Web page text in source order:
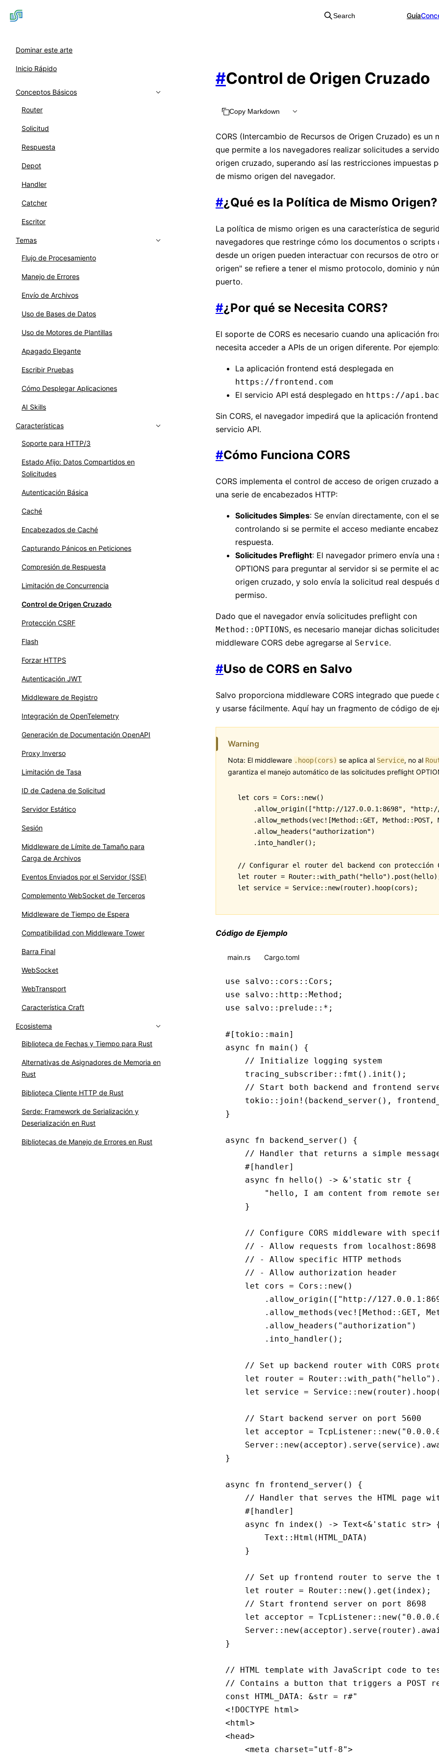
Search Guía
Dominar este arte
Inicio Rápido
Conceptos Básicos
Router
Solicitud
Respuesta
Depot
Handler
Catcher
Escritor
Temas
Flujo de Procesamiento
Manejo de Errores
Envío de Archivos
Uso de Bases de Datos
Uso de Motores de Plantillas
Apagado Elegante
Escribir Pruebas
Cómo Desplegar Aplicaciones
AI Skills
Características
Soporte para HTTP/3
Estado Afijo: Datos Compartidos en
Solicitudes
Autenticación Básica
Caché
Encabezados de Caché
Capturando Pánicos en Peticiones
Compresión de Respuesta
Limitación de Concurrencia
Control de Origen Cruzado
Protección CSRF
Flash
Forzar HTTPS
Autenticación JWT
Middleware de Registro
Integración de OpenTelemetry
Generación de Documentación OpenAPI
Proxy Inverso
Limitación de Tasa
ID de Cadena de Solicitud
Servidor Estático
Sesión
Middleware de Límite de Tamaño para
Carga de Archivos
Eventos Enviados por el Servidor (SSE)
Complemento WebSocket de Terceros
Middleware de Tiempo de Espera
Compatibilidad con Middleware Tower
Barra Final
WebSocket
WebTransport
Característica Craft
Ecosistema
Biblioteca de Fechas y Tiempo para Rust
Alternativas de Asignadores de Memoria en
Rust
Biblioteca Cliente HTTP de Rust
Serde: Framework de Serialización y
Deserialización en Rust
Bibliotecas de Manejo de Errores en Rust
#Control de Origen Cruzado
Copy Markdown
CORS (Intercambio de Recursos de Origen Cruzado) es un
que permite a los navegadores realizar solicitudes a
origen cruzado, superando así las restricciones impuestas
de mismo origen del navegador.
#¿Qué es la Política de Mismo Origen?
La política de mismo origen es una característica de
navegadores que restringe cómo los documentos o scripts
desde un origen pueden interactuar con recursos de otro
origen" se refiere a tener el mismo protocolo, dominio y
puerto.
#¿Por qué se Necesita CORS?
El soporte de CORS es necesario cuando una aplicación
necesita acceder a APIs de un origen diferente. Por
La aplicación frontend está desplegada en
https://frontend.com
El servicio API está desplegado en https://
Sin CORS, el navegador impedirá que la aplicación
servicio API.
#Cómo Funciona CORS
CORS implementa el control de acceso de origen cruzado
una serie de encabezados HTTP:
Solicitudes Simples: Se envían directamente, con el
controlando si se permite el acceso mediante
respuesta.
Solicitudes Preflight: El navegador primero envía una
OPTIONS para preguntar al servidor si se permite el
origen cruzado, y solo envía la solicitud real después
permiso.
Dado que el navegador envía solicitudes preflight con
Method::OPTIONS, es necesario manejar dichas
middleware CORS debe agregarse al Service.
#Uso de CORS en Salvo
Salvo proporciona middleware CORS integrado que puede
y usarse fácilmente. Aquí hay un fragmento de código de
Warning
Nota: El middleware .hoop(cors) se aplica al Service, no al
garantiza el manejo automático de las solicitudes preflight
let cors = Cors :: new()
    .
allow_origin([ "http://127.0.0.1:8698" , "http://
    .
allow_methods (vec! [Method ::GET, Method :: POST,
    .
allow_headers ( "authorization")
    .
into_handler();
// Configurar el router del backend con protección
let router = Router::with_path( "hello") . post
let service = Service:: new(router) . hoop(cors);
Código de Ejemplo
main.rs Cargo.toml
use salvo :: cors :: Cors ;
use salvo :: http :: Method ;
use salvo :: prelude ::* ;
#[tokio :: main]
async fn main () {
    // Initialize logging system
    tracing_subscriber
:: fmt () . init ();
// Start both backend and frontend
    tokio
:: join! ( backend_server (),
}
async fn backend_server () {
// Handler that returns a simple
    #[handler]
    async
fn hello () -> & ' static str {
"hello, I am content from remote
    }
// Configure CORS middleware with
    // - Allow requests from localhost:8698
    // - Allow specific HTTP methods
    // - Allow authorization header
    let
cors = Cors :: new()
        .
allow_origin ([ "http://
        .
allow_methods ( vec! [Method :: GET,
        .
allow_headers ( "authorization" )
        .
into_handler ();
// Set up backend router with CORS
    let
router = Router :: with_path ( "hello" ) .
    let
service = Service :: new(router) . hoop
    // Start backend server on port 5600
    let
acceptor = TcpListener :: new(
    Server
:: new(acceptor) . serve (service)
}
async fn frontend_server () {
// Handler that serves the HTML page
    #[handler]
    async
fn index () -> Text<& ' static str>
        Text
:: Html (HTML_DATA)
    }
// Set up frontend router to serve the
    let
router = Router :: new() . get (index);
    // Start frontend server on port 8698
    let
acceptor = TcpListener :: new(
    Server
:: new(acceptor) . serve (router)
}
// HTML template with JavaScript code to test
// Contains a button that triggers a POST
const
HTML_DATA: &str = r#"
<!DOCTYPE html>
<html>
<head>
    <meta charset="utf-8">